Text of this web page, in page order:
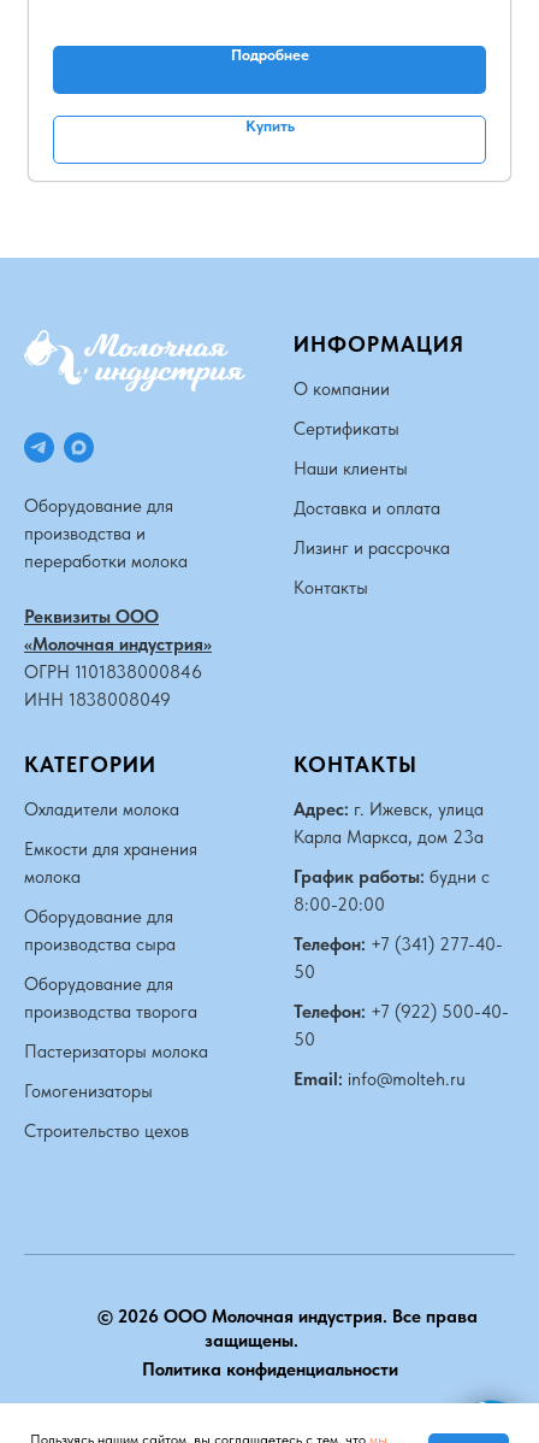
Подробнее
Купить
Оборудование для
производства и
переработки молока
Реквизиты ООО
«Молочная индустрия»
ОГРН 1101838000846
ИНН 1838008049
ИНФОРМАЦИЯ
О компании
Сертификаты
Наши клиенты
Доставка и оплата
Лизинг и рассрочка
Контакты
КАТЕГОРИИ
Охладители молока
Емкости для хранения
молока
Оборудование для
производства сыра
Оборудование для
производства творога
Пастеризаторы молока
Гомогенизаторы
Строительство цехов
КОНТАКТЫ
Адрес: г. Ижевск, улица
Карла Маркса, дом 23а
График работы: будни с
8:00-20:00
Телефон: +7 (341) 277-40-
50
Телефон: +7 (922) 500-40-
50
Email: info@molteh.ru
© 2026 ООО Молочная индустрия. Все права
защищены.
Политика конфиденциальности
Пользуясь нашим сайтом, вы соглашаетесь с тем, что мы
Мы на связи